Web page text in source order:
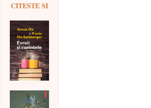
CITESTE SI